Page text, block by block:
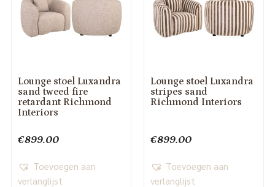
Lounge stoel Luxandra
sand tweed fire
retardant Richmond
Interiors
€899.00
Toevoegen aan
verlanglijst
Lounge stoel Luxandra
stripes sand
Richmond Interiors
€899.00
Toevoegen aan
verlanglijst